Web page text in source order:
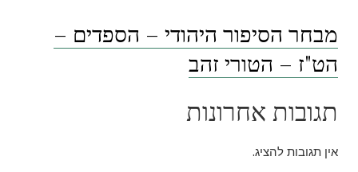
מבחר הסיפור היהודי – הספדים –
הט"ז – הטורי זהב
תגובות אחרונות
אין תגובות להציג.